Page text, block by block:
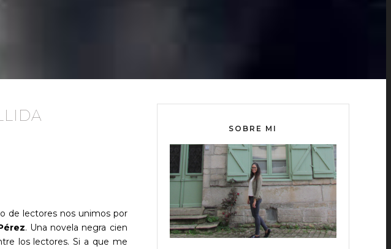
de lectores nos unimos por
. Una novela negra cien
los lectores. Si a que me
SOBRE MI